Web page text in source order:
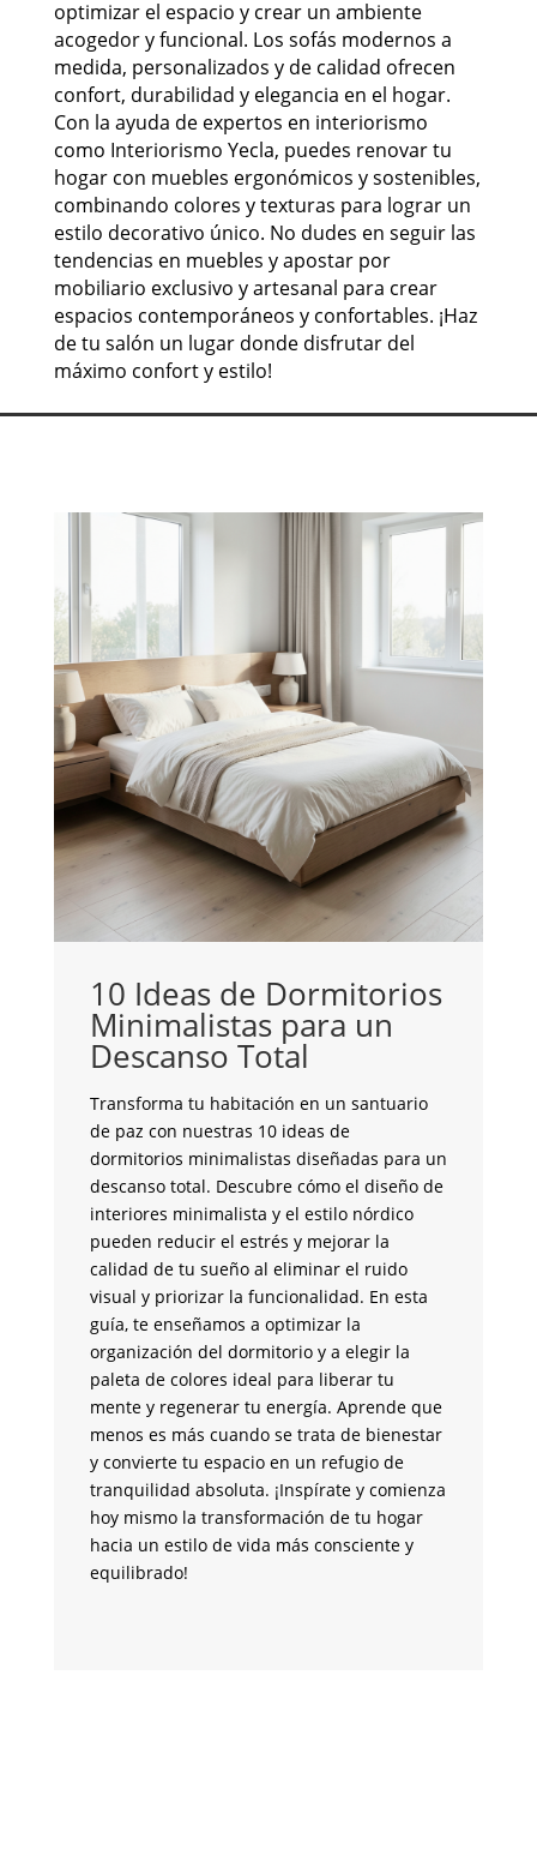
optimizar el espacio y crear un ambiente
acogedor y funcional. Los sofás modernos a
medida, personalizados y de calidad ofrecen
confort, durabilidad y elegancia en el hogar.
Con la ayuda de expertos en interiorismo
como Interiorismo Yecla, puedes renovar tu
hogar con muebles ergonómicos y sostenibles,
combinando colores y texturas para lograr un
estilo decorativo único. No dudes en seguir las
tendencias en muebles y apostar por
mobiliario exclusivo y artesanal para crear
espacios contemporáneos y confortables. ¡Haz
de tu salón un lugar donde disfrutar del
máximo confort y estilo!
10 Ideas de Dormitorios
Minimalistas para un
Descanso Total
Transforma tu habitación en un santuario
de paz con nuestras 10 ideas de
dormitorios minimalistas diseñadas para un
descanso total. Descubre cómo el diseño de
interiores minimalista y el estilo nórdico
pueden reducir el estrés y mejorar la
calidad de tu sueño al eliminar el ruido
visual y priorizar la funcionalidad. En esta
guía, te enseñamos a optimizar la
organización del dormitorio y a elegir la
paleta de colores ideal para liberar tu
mente y regenerar tu energía. Aprende que
menos es más cuando se trata de bienestar
y convierte tu espacio en un refugio de
tranquilidad absoluta. ¡Inspírate y comienza
hoy mismo la transformación de tu hogar
hacia un estilo de vida más consciente y
equilibrado!